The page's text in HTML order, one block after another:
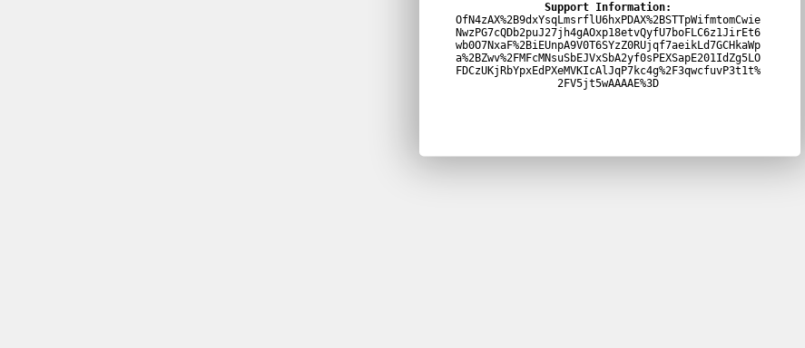
Support Information:
OfN4zAX%2B9dxYsqLmsrflU6hxPDAX%2BSTTpWifmtomCwie
NwzPG7cQDb2puJ27jh4gAOxp18etvQyfU7boFLC6z1JirEt6
wb0O7NxaF%2BiEUnpA9V0T6SYzZ0RUjqf7aeikLd7GCHkaWp
a%2BZwv%2FMFcMNsuSbEJVxSbA2yf0sPEXSapE201IdZg5LO
FDCzUKjRbYpxEdPXeMVKIcAlJqP7kc4g%2F3qwcfuvP3t1t%
2FV5jt5wAAAAE%3D